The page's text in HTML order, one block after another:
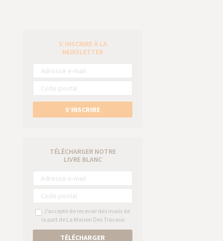
S’INSCRIRE À LA
NEWSLETTER
S’INSCRIRE
TÉLÉCHARGER NOTRE
LIVRE BLANC
J’accepte de recevoir des mails de
la part de La Maison Des Travaux
TÉLÉCHARGER